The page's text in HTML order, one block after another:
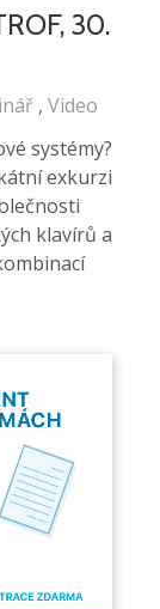
30.
Video
systémy?
exkurzi
klavírů a